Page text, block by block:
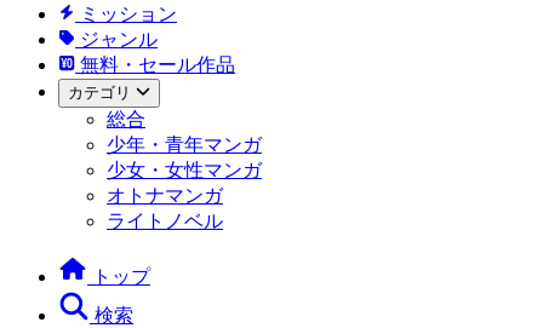
ミッション
ジャンル
無料・セール作品
カテゴリ
総合
少年・青年マンガ
少女・女性マンガ
オトナマンガ
ライトノベル
トップ
検索